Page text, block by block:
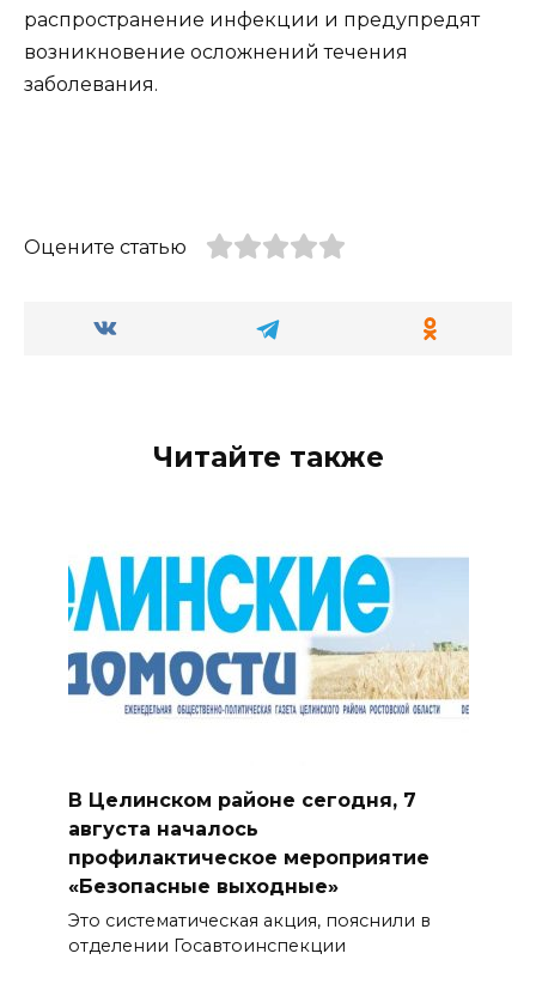
распространение инфекции и предупредят
возникновение осложнений течения
заболевания.
Оцените статью
Читайте также
В Целинском районе сегодня, 7
августа началось
профилактическое мероприятие
«Безопасные выходные»
Это систематическая акция, пояснили в
отделении Госавтоинспекции